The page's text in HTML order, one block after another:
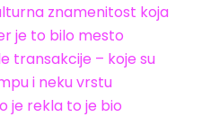
znamenitost koja
je to bilo mesto
transakcije – koje su
i neku vrstu
je rekla to je bio